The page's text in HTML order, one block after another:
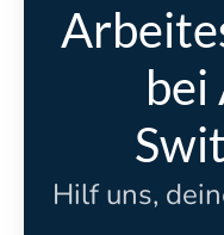
bei
Hilf uns,